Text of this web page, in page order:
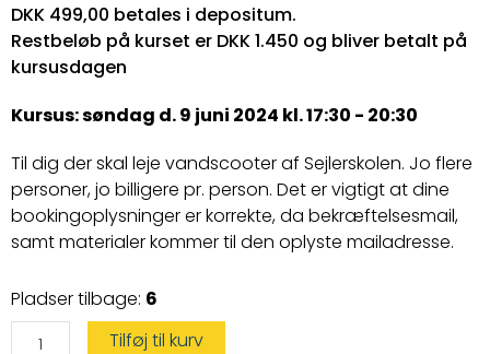
DKK 499,00 betales i depositum.
Restbeløb på kurset er DKK 1.450 og bliver betalt på
kursusdagen
Kursus: søndag d. 9 juni 2024 kl. 17:30 - 20:30
Til dig der skal leje vandscooter af Sejlerskolen. Jo flere
personer, jo billigere pr. person. Det er vigtigt at dine
bookingoplysninger er korrekte, da bekræftelsesmail,
samt materialer kommer til den oplyste mailadresse.
Pladser tilbage: 6
Vandscooterprøve
på
leje
antal Tilføj til kurv